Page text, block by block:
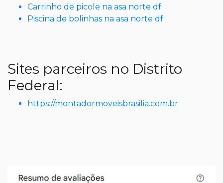
Carrinho de picole na asa norte df
Piscina de bolinhas na asa norte df
Sites parceiros no Distrito
Federal:
https://montadormoveisbrasilia.com.br